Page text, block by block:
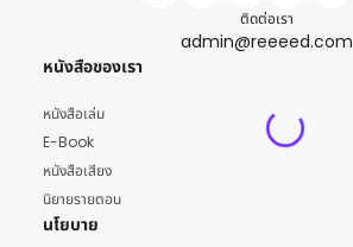
ติดต่อเรา
admin@reeeed.com
หนังสือของเรา
หนังสือเล่ม
E-Book
หนังสือเสียง
นิยายรายตอน
นโยบาย